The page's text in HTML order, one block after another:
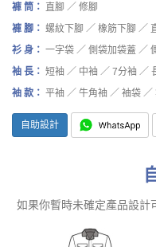
褲 筒：
直腳 ／ 修腳
褲 腳： 螺紋下腳 ／ 橡筋下腳 ／
衫 身： 一字袋 ／ 側袋加袋蓋 ／
袖 長： 短袖 ／ 中袖 ／ 7分袖 ／
袖 款： 平袖 ／ 牛角袖 ／ 袖袋 ／
自助設計
如果你暫時未確定產品設計